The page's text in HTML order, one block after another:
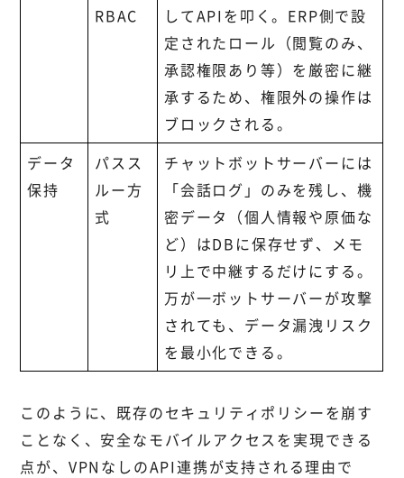
RBAC
してAPIを叩く。ERP側で設
定されたロール（閲覧のみ、
承認権限あり等）を厳密に継
承するため、権限外の操作は
ブロックされる。
データ
保持
パスス
ルー方
式
チャットボットサーバーには
「会話ログ」のみを残し、機
密データ（個人情報や原価な
ど）はDBに保存せず、メモ
リ上で中継するだけにする。
万が一ボットサーバーが攻撃
されても、データ漏洩リスク
を最小化できる。
このように、既存のセキュリティポリシーを崩す
ことなく、安全なモバイルアクセスを実現できる
点が、VPNなしのAPI連携が支持される理由で